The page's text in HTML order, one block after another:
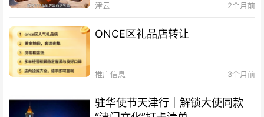
津云 2个月前
ONCE区礼品店转让
推广信息 3个月前
驻华使节天津行｜解锁大使同款